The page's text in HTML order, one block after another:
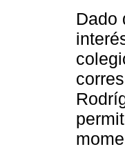
Dado